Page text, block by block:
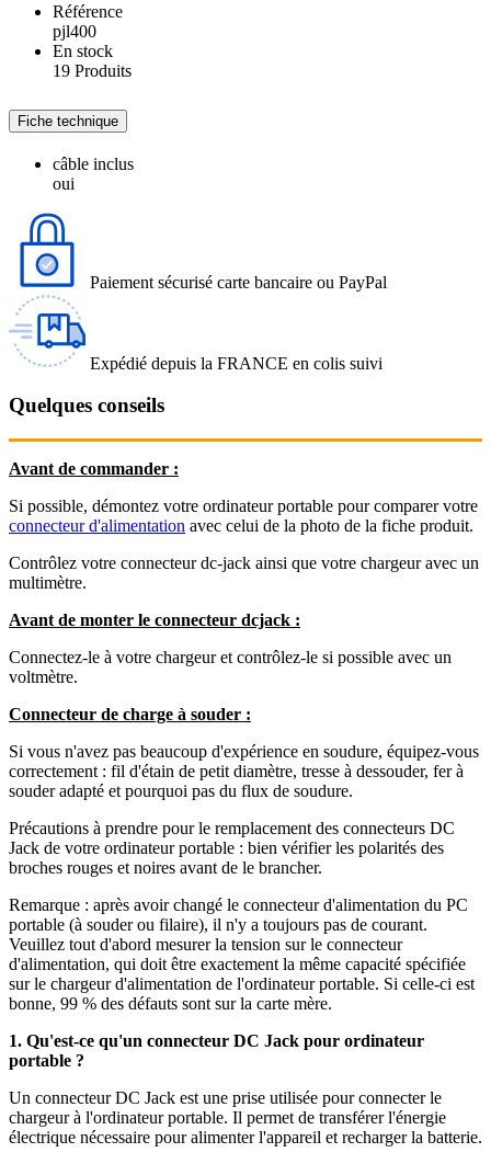
Référence
pjl400
En stock
19 Produits
Fiche technique
câble inclus
oui
Paiement sécurisé carte bancaire ou PayPal
Expédié depuis la FRANCE en colis suivi
Quelques conseils
Avant de commander :
Si possible, démontez votre ordinateur portable pour comparer votre
connecteur d'alimentation avec celui de la photo de la fiche produit.
Contrôlez votre connecteur dc-jack ainsi que votre chargeur avec un
multimètre.
Avant de monter le connecteur dcjack :
Connectez-le à votre chargeur et contrôlez-le si possible avec un
voltmètre.
Connecteur de charge à souder :
Si vous n'avez pas beaucoup d'expérience en soudure, équipez-vous
correctement : fil d'étain de petit diamètre, tresse à dessouder, fer à
souder adapté et pourquoi pas du flux de soudure.
Précautions à prendre pour le remplacement des connecteurs DC
Jack de votre ordinateur portable : bien vérifier les polarités des
broches rouges et noires avant de le brancher.
Remarque : après avoir changé le connecteur d'alimentation du PC
portable (à souder ou filaire), il n'y a toujours pas de courant.
Veuillez tout d'abord mesurer la tension sur le connecteur
d'alimentation, qui doit être exactement la même capacité spécifiée
sur le chargeur d'alimentation de l'ordinateur portable. Si celle-ci est
bonne, 99 % des défauts sont sur la carte mère.
1. Qu'est-ce qu'un connecteur DC Jack pour ordinateur
portable ?
Un connecteur DC Jack est une prise utilisée pour connecter le
chargeur à l'ordinateur portable. Il permet de transférer l'énergie
électrique nécessaire pour alimenter l'appareil et recharger la batterie.